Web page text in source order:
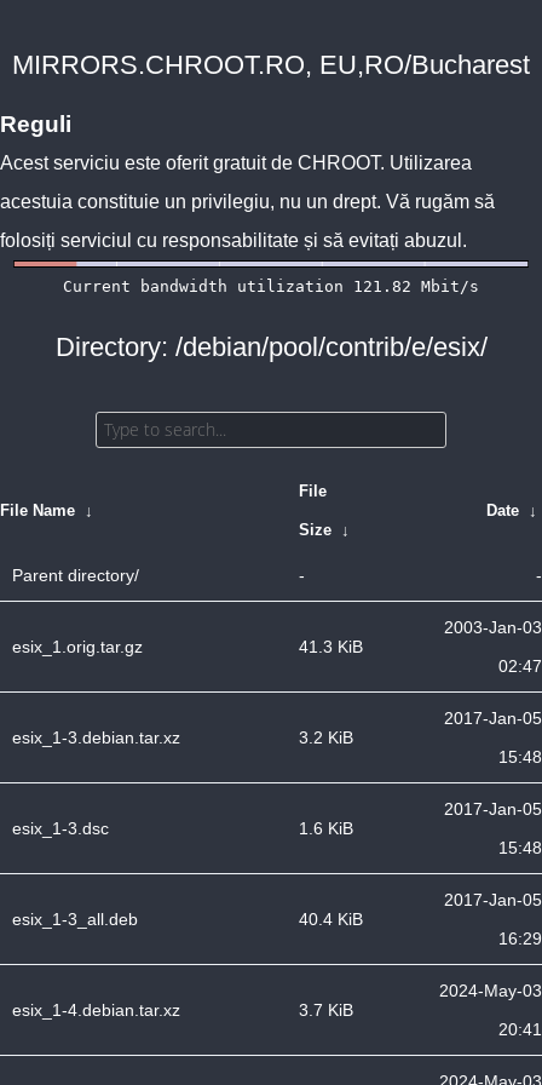
MIRRORS.CHROOT.RO, EU,RO/Bucharest
Reguli
Acest serviciu este oferit gratuit de CHROOT. Utilizarea
acestuia constituie un privilegiu, nu un drept. Vă rugăm să
folosiți serviciul cu responsabilitate și să evitați abuzul.
Directory: /debian/pool/contrib/e/esix/
File Name ↓
File
Size ↓
Date ↓
Parent directory/ - -
esix_1.orig.tar.gz 41.3 KiB
2003-Jan-03
02:47
esix_1-3.debian.tar.xz 3.2 KiB
2017-Jan-05
15:48
esix_1-3.dsc 1.6 KiB
2017-Jan-05
15:48
esix_1-3_all.deb 40.4 KiB
2017-Jan-05
16:29
esix_1-4.debian.tar.xz 3.7 KiB
2024-May-03
20:41